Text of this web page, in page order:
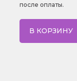
после оплаты.
В КОРЗИНУ